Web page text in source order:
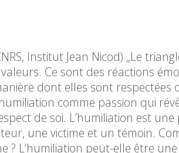
Institut Jean Nicod) „Le
Ce sont des réactions
dont elles sont respectées
comme passion qui
de soi. L’humiliation est
une victime et un témoin.
? L’humiliation peut-elle être